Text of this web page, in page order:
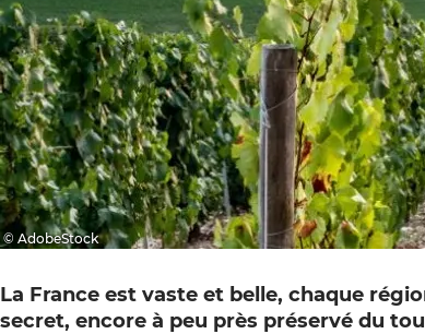
© AdobeStock
La France est vaste et belle, chaque
secret, encore à peu près préservé du